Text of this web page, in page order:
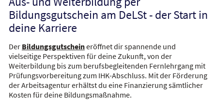
Bildungsgutschein am DeLSt - der Start in
deine Karriere
Der Bildungsgutscheineröffnet dir spannende und
vielseitige Perspektiven für deine Zukunft, von der
Weiterbildung bis zum berufsbegleitenden Fernlehrgang mit
Prüfungsvorbereitung zum IHK-Abschluss. Mit der Förderung
der Arbeitsagentur erhältst du eine Finanzierung sämtlicher
Kosten für deine Bildungsmaßnahme.